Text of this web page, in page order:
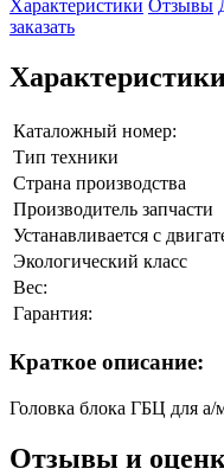
Характеристики Отзывы
заказать
Каталожный номер:
Тип техники
Страна производства
Производитель запчасти
Устанавливается с
Экологический класс
Вес:
Гарантия:
Краткое описание:
Головка блока ГБЦ для а/
Отзывы и